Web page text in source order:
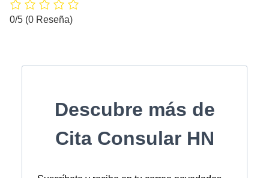
0/5 (0 Reseña)